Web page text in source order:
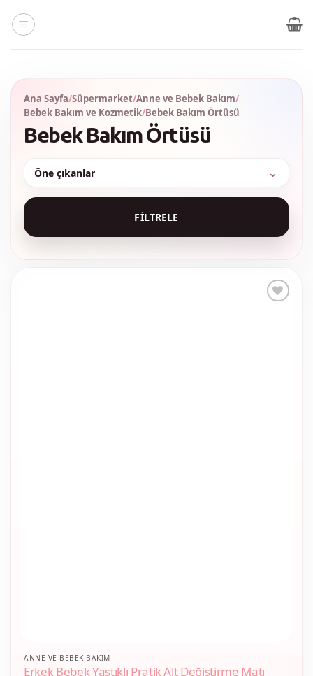
atla
Ana Sayfa/Süpermarket/Anne ve Bebek Bakım/
Bebek Bakım ve Kozmetik/Bebek Bakım Örtüsü
Bebek Bakım Örtüsü
Sırala
FILTRELE
ANNE VE BEBEK BAKIM
Erkek Bebek Yastıklı Pratik Alt Değiştirme Matı